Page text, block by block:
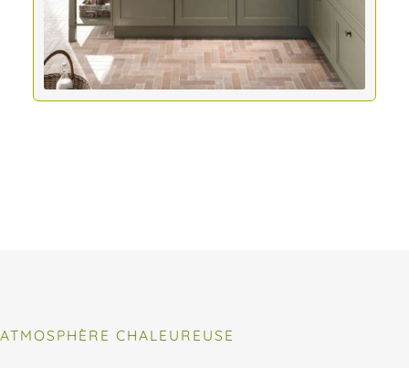
ATMOSPHÈRE CHALEUREUSE